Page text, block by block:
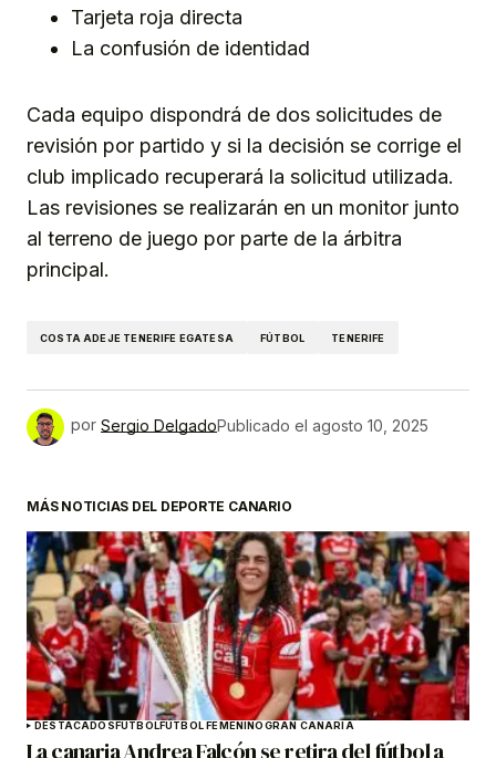
Tarjeta roja directa
La confusión de identidad
Cada equipo dispondrá de dos solicitudes de
revisión por partido y si la decisión se corrige el
club implicado recuperará la solicitud utilizada.
Las revisiones se realizarán en un monitor junto
al terreno de juego por parte de la árbitra
principal.
COSTA ADEJE TENERIFE EGATESA FÚTBOL TENERIFE
por Sergio DelgadoPublicado el agosto 10, 2025
MÁS NOTICIAS DEL DEPORTE CANARIO
DESTACADOSFÚTBOLFÚTBOL FEMENINOGRAN CANARIA
La canaria Andrea Falcón se retira del fútbol a